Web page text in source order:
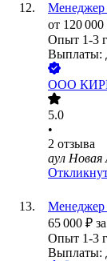
Менеджер
от 120 000
Опыт 1-3
Выплаты:
ООО
5.0
•
2 отзыва
аул Новая
Менеджер
65 000 ₽
Опыт 1-3
Выплаты: